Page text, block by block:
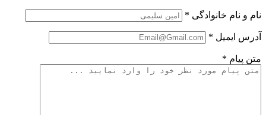
نام و نام خانوادگی *
آدرس ایمیل *
متن پیام *